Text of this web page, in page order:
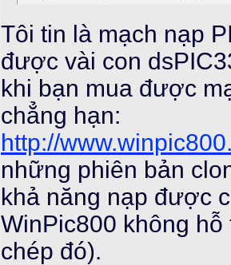
Tôi tin là mạch nạp
được vài con
khi bạn mua được
chẳng hạn:
http://
những phiên bản
khả năng nạp được
WinPic800 không
chép đó).